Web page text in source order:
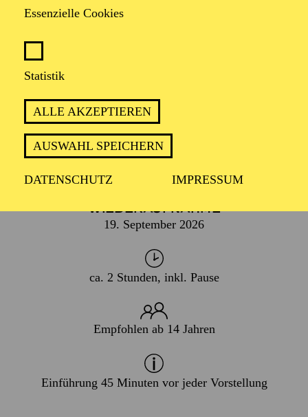
Essenzielle Cookies
Statistik
ALLE AKZEPTIEREN
AUSWAHL SPEICHERN
DATENSCHUTZ IMPRESSUM
DIE TIEFE UND VIELFALT
MENSCHLICHER BEZIEHUNGEN
PREMIERE
18. April 2026
WIEDERAUFNAHME
19. September 2026
ca. 2 Stunden, inkl. Pause
Empfohlen ab 14 Jahren
Einführung 45 Minuten vor jeder Vorstellung